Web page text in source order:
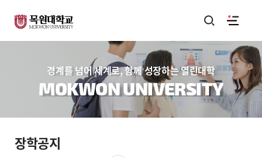
경계를 넘어 세계로, 함께 성장하는 열린대학
MOKWON UNIVERSITY
장학공지